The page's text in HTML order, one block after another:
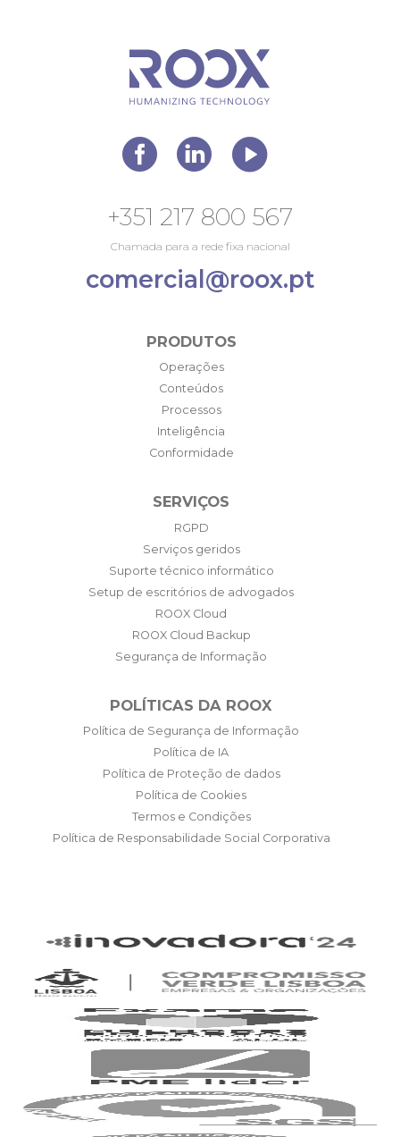
+351 217 800 567
Chamada para a rede fixa nacional
comercial@roox.pt
PRODUTOS
Operações
Conteúdos
Processos
Inteligência
Conformidade
SERVIÇOS
RGPD
Serviços geridos
Suporte técnico informático
Setup de escritórios de advogados
ROOX Cloud
ROOX Cloud Backup
Segurança de Informação
POLÍTICAS DA ROOX
Política de Segurança de Informação
Política de IA
Política de Proteção de dados
Política de Cookies
Termos e Condições
Política de Responsabilidade Social Corporativa